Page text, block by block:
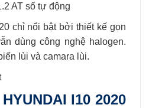
chỉ nổi bật bởi thiết kế gọn
dùng công nghệ halogen.
lùi và camara lùi.
I10 2020